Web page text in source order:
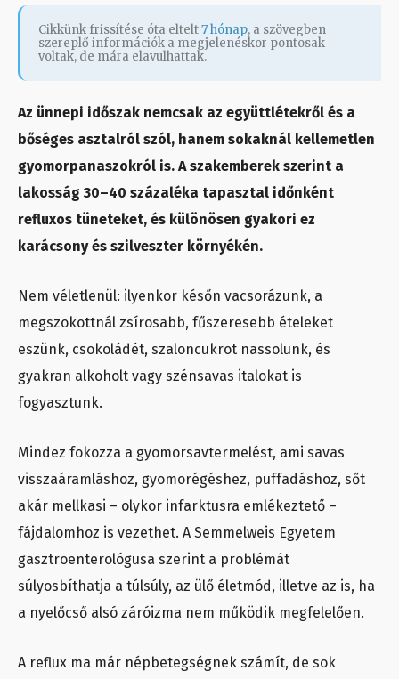
Cikkünk frissítése óta eltelt7 hónap, a szövegben
szereplő információk a megjelenéskor pontosak
voltak, de mára elavulhattak.
Az ünnepi időszak nemcsak az együttlétekről és a
bőséges asztalról szól, hanem sokaknál kellemetlen
gyomorpanaszokról is. A szakemberek szerint a
lakosság 30–40 százaléka tapasztal időnként
refluxos tüneteket, és különösen gyakori ez
karácsony és szilveszter környékén.
Nem véletlenül: ilyenkor későn vacsorázunk, a
megszokottnál zsírosabb, fűszeresebb ételeket
eszünk, csokoládét, szaloncukrot nassolunk, és
gyakran alkoholt vagy szénsavas italokat is
fogyasztunk.
Mindez fokozza a gyomorsavtermelést, ami savas
visszaáramláshoz, gyomorégéshez, puffadáshoz, sőt
akár mellkasi – olykor infarktusra emlékeztető –
fájdalomhoz is vezethet. A Semmelweis Egyetem
gasztroenterológusa szerint a problémát
súlyosbíthatja a túlsúly, az ülő életmód, illetve az is, ha
a nyelőcső alsó záróizma nem működik megfelelően.
A reflux ma már népbetegségnek számít, de sok